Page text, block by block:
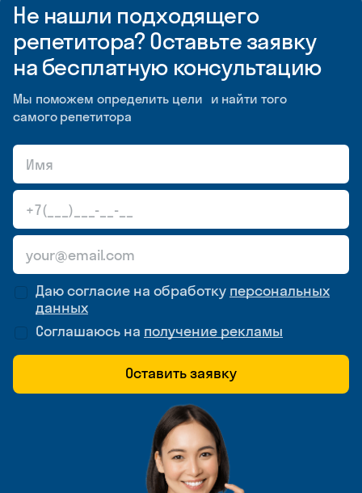
Не нашли подходящего
репетитора? Оставьте заявку
на бесплатную консультацию
Мы поможем определить цели и найти того
самого репетитора
Даю согласие на обработку персональных
данных
Соглашаюсь на получение рекламы
Оставить заявку